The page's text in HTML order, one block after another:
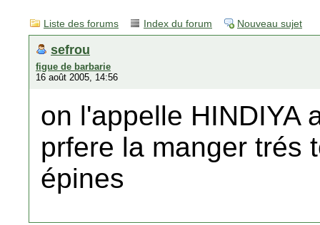
Liste des forums Index du forum Nouveau sujet
sefrou
figue de barbarie
16 août 2005, 14:56
on l'appelle HINDIYA
prfere la manger trés
épines